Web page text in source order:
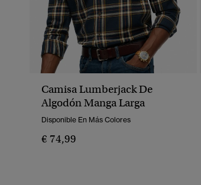
Camisa Lumberjack De
Algodón Manga Larga
Disponible En Más Colores
€ 74,99